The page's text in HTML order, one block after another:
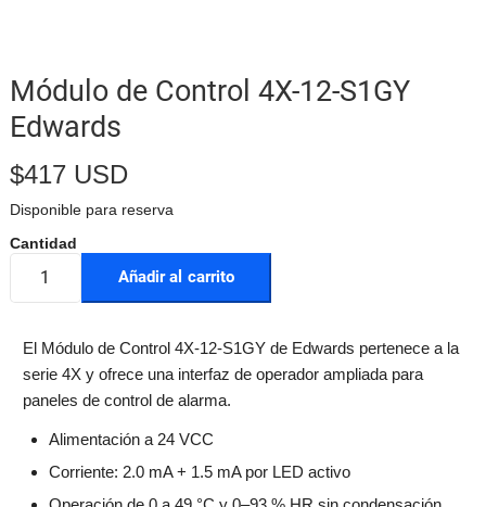
Módulo de Control 4X-12-S1GY
Edwards
$417 USD
Disponible para reserva
Añadir al carrito
El Módulo de Control 4X-12-S1GY de Edwards pertenece a la
serie 4X y ofrece una interfaz de operador ampliada para
paneles de control de alarma.
Alimentación a 24 VCC
Corriente: 2.0 mA + 1.5 mA por LED activo